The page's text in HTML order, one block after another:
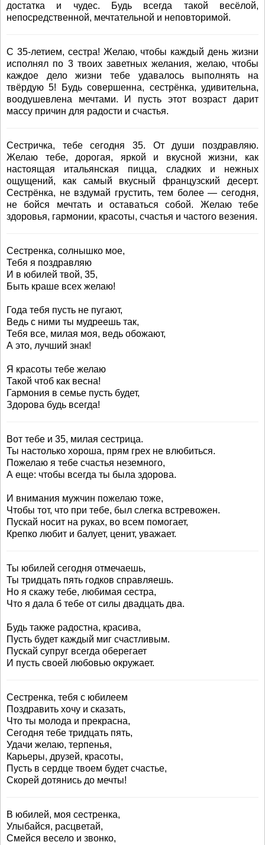
достатка и чудес. Будь всегда такой весёлой,
непосредственной, мечтательной и неповторимой.
С 35-летием, сестра! Желаю, чтобы каждый день жизни
исполнял по 3 твоих заветных желания, желаю, чтобы
каждое дело жизни тебе удавалось выполнять на
твёрдую 5! Будь совершенна, сестрёнка, удивительна,
воодушевлена мечтами. И пусть этот возраст дарит
массу причин для радости и счастья.
Сестричка, тебе сегодня 35. От души поздравляю.
Желаю тебе, дорогая, яркой и вкусной жизни, как
настоящая итальянская пицца, сладких и нежных
ощущений, как самый вкусный французский десерт.
Сестрёнка, не вздумай грустить, тем более — сегодня,
не бойся мечтать и оставаться собой. Желаю тебе
здоровья, гармонии, красоты, счастья и частого везения.
Сестренка, солнышко мое,
Тебя я поздравляю
И в юбилей твой, 35,
Быть краше всех желаю!
Года тебя пусть не пугают,
Ведь с ними ты мудреешь так,
Тебя все, милая моя, ведь обожают,
А это, лучший знак!
Я красоты тебе желаю
Такой чтоб как весна!
Гармония в семье пусть будет,
Здорова будь всегда!
Вот тебе и 35, милая сестрица.
Ты настолько хороша, прям грех не влюбиться.
Пожелаю я тебе счастья неземного,
А еще: чтобы всегда ты была здорова.
И внимания мужчин пожелаю тоже,
Чтобы тот, что при тебе, был слегка встревожен.
Пускай носит на руках, во всем помогает,
Крепко любит и балует, ценит, уважает.
Ты юбилей сегодня отмечаешь,
Ты тридцать пять годков справляешь.
Но я скажу тебе, любимая сестра,
Что я дала б тебе от силы двадцать два.
Будь также радостна, красива,
Пусть будет каждый миг счастливым.
Пускай супруг всегда оберегает
И пусть своей любовью окружает.
Сестренка, тебя с юбилеем
Поздравить хочу и сказать,
Что ты молода и прекрасна,
Сегодня тебе тридцать пять,
Удачи желаю, терпенья,
Карьеры, друзей, красоты,
Пусть в сердце твоем будет счастье,
Скорей дотянись до мечты!
В юбилей, моя сестренка,
Улыбайся, расцветай,
Смейся весело и звонко,